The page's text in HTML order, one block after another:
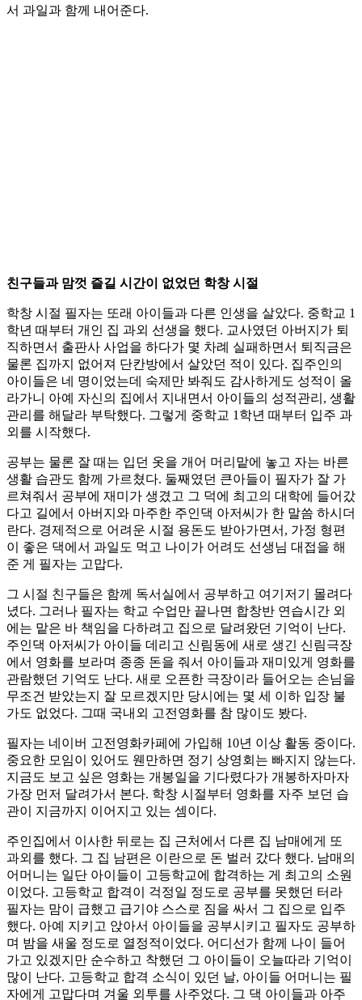
서 과일과 함께 내어준다.
친구들과 맘껏 즐길 시간이 없었던 학창 시절
학창 시절 필자는 또래 아이들과 다른 인생을 살았다. 중학교 1
학년 때부터 개인 집 과외 선생을 했다. 교사였던 아버지가 퇴
직하면서 출판사 사업을 하다가 몇 차례 실패하면서 퇴직금은
물론 집까지 없어져 단칸방에서 살았던 적이 있다. 집주인의
아이들은 네 명이었는데 숙제만 봐줘도 감사하게도 성적이 올
라가니 아예 자신의 집에서 지내면서 아이들의 성적관리, 생활
관리를 해달라 부탁했다. 그렇게 중학교 1학년 때부터 입주 과
외를 시작했다.
공부는 물론 잘 때는 입던 옷을 개어 머리맡에 놓고 자는 바른
생활 습관도 함께 가르쳤다. 둘째였던 큰아들이 필자가 잘 가
르쳐줘서 공부에 재미가 생겼고 그 덕에 최고의 대학에 들어갔
다고 길에서 아버지와 마주한 주인댁 아저씨가 한 말씀 하시더
란다. 경제적으로 어려운 시절 용돈도 받아가면서, 가정 형편
이 좋은 댁에서 과일도 먹고 나이가 어려도 선생님 대접을 해
준 게 필자는 고맙다.
그 시절 친구들은 함께 독서실에서 공부하고 여기저기 몰려다
녔다. 그러나 필자는 학교 수업만 끝나면 합창반 연습시간 외
에는 맡은 바 책임을 다하려고 집으로 달려왔던 기억이 난다.
주인댁 아저씨가 아이들 데리고 신림동에 새로 생긴 신림극장
에서 영화를 보라며 종종 돈을 줘서 아이들과 재미있게 영화를
관람했던 기억도 난다. 새로 오픈한 극장이라 들어오는 손님을
무조건 받았는지 잘 모르겠지만 당시에는 몇 세 이하 입장 불
가도 없었다. 그때 국내외 고전영화를 참 많이도 봤다.
필자는 네이버 고전영화카페에 가입해 10년 이상 활동 중이다.
중요한 모임이 있어도 웬만하면 정기 상영회는 빠지지 않는다.
지금도 보고 싶은 영화는 개봉일을 기다렸다가 개봉하자마자
가장 먼저 달려가서 본다. 학창 시절부터 영화를 자주 보던 습
관이 지금까지 이어지고 있는 셈이다.
주인집에서 이사한 뒤로는 집 근처에서 다른 집 남매에게 또
과외를 했다. 그 집 남편은 이란으로 돈 벌러 갔다 했다. 남매의
어머니는 일단 아이들이 고등학교에 합격하는 게 최고의 소원
이었다. 고등학교 합격이 걱정일 정도로 공부를 못했던 터라
필자는 맘이 급했고 급기야 스스로 짐을 싸서 그 집으로 입주
했다. 아예 지키고 앉아서 아이들을 공부시키고 필자도 공부하
며 밤을 새울 정도로 열정적이었다. 어디선가 함께 나이 들어
가고 있겠지만 순수하고 착했던 그 아이들이 오늘따라 기억이
많이 난다. 고등학교 합격 소식이 있던 날, 아이들 어머니는 필
자에게 고맙다며 겨울 외투를 사주었다. 그 댁 아이들과 아주